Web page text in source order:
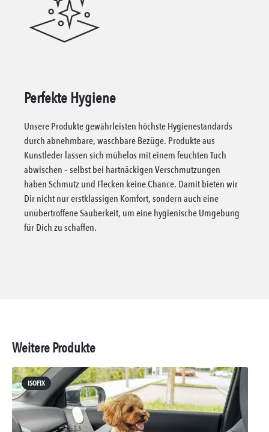
Perfekte Hygiene
Unsere Produkte gewährleisten höchste Hygienestandards
durch abnehmbare, waschbare Bezüge. Produkte aus
Kunstleder lassen sich mühelos mit einem feuchten Tuch
abwischen – selbst bei hartnäckigen Verschmutzungen
haben Schmutz und Flecken keine Chance. Damit bieten wir
Dir nicht nur erstklassigen Komfort, sondern auch eine
unübertroffene Sauberkeit, um eine hygienische Umgebung
für Dich zu schaffen.
Weitere Produkte
ISOFIX